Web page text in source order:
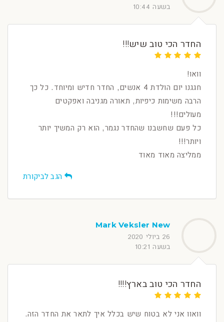
בשעה 10:44
החדר הכי טוב שיש!!!
וואו!
חגגנו יום הולדת 4 אנשים, החדר חדיש ומיוחד. כל כך
הרבה משימות כיפיות, תאורה מגניבה ואפקטים
מעולים!!!
כל פעם שחשבנו שהחדר נגמר, הוא רק המשיך יותר
ויותר!!!
ממליצה מאוד מאוד
הגב לביקורת
Mark Veksler New
26 ביולי 2020
בשעה 10:21
החדר הכי טוב בארץ!!!!
וואוו אני לא בטוח שיש בכלל איך לתאר את החדר הזה.